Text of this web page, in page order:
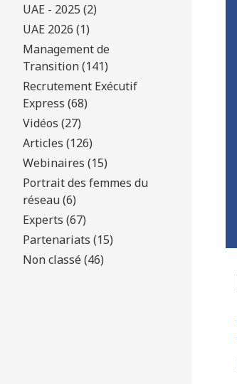
UAE - 2025 (2)
UAE 2026 (1)
Management de
Transition (141)
Recrutement Exécutif
Express (68)
Vidéos (27)
Articles (126)
Webinaires (15)
Portrait des femmes du
réseau (6)
Experts (67)
Partenariats (15)
Non classé (46)